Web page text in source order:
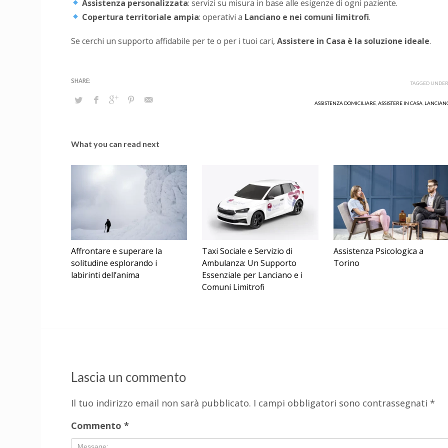
Assistenza personalizzata: servizi su misura in base alle esigenze di ogni paziente.
Copertura territoriale ampia: operativi a Lanciano e nei comuni limitrofi.
Se cerchi un supporto affidabile per te o per i tuoi cari, Assistere in Casa è la soluzione ideale.
TAGGED
ASSISTENZA DOMICILIARE, ASSISTERE IN CASA,
What you can read next
Affrontare e superare la
solitudine esplorando i
labirinti dell’anima
Taxi Sociale e Servizio di
Ambulanza: Un Supporto
Essenziale per Lanciano e i
Comuni Limitrofi
Assistenza Psicologica a
Torino
Lascia un commento
Il tuo indirizzo email non sarà pubblicato. I campi obbligatori sono contrassegnati *
Commento *